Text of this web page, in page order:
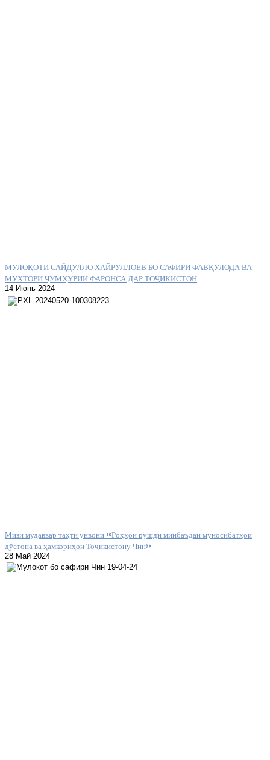
МУЛОҚОТИ САЙДУЛЛО ХАЙРУЛЛОЕВ БО САФИРИ ФАВҚУЛОДА ВА
МУХТОРИ ҶУМҲУРИИ ФАРОНСА ДАР ТОҶИКИСТОН
14 Июнь 2024
Мизи мудаввар таҳти унвони «Роҳҳои рушди минбаъдаи муносибатҳои
дӯстона ва ҳамкориҳои Тоҷикистону Чин»
28 Май 2024